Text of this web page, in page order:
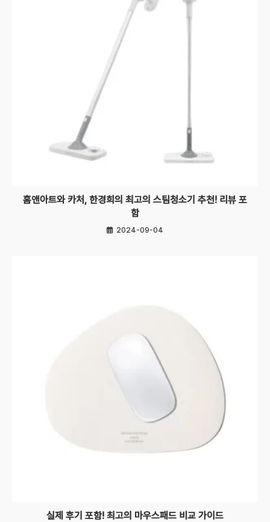
홈앤아트와 카처, 한경희의 최고의 스팀청소기 추천! 리뷰 포
함
2024-09-04
실제 후기 포함! 최고의 마우스패드 비교 가이드